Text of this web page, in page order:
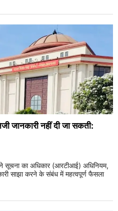
जानकारी नहीं दी जा सकती:
सूचना का अधिकार (आरटीआई) अधिनियम,
साझा करने के संबंध में महत्वपूर्ण फैसला